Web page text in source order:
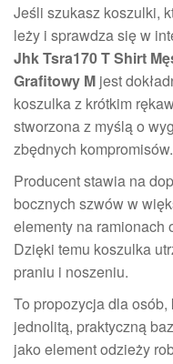
Jeśli szukasz koszulki,
leży i sprawdza się w
Jhk Tsra170 T Shirt
Grafitowy M jest
koszulka z krótkim
stworzona z myślą o
zbędnych kompromisów.
Producent stawia na
bocznych szwów w
elementy na ramionach
Dzięki temu koszulka
praniu i noszeniu.
To propozycja dla
jednolitą, praktyczną
jako element odzieży